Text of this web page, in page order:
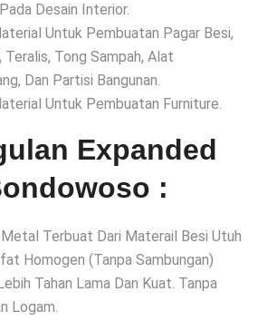
Desain Interior.
Untuk Pembuatan Pagar Besi,
Teralis, Tong Sampah, Alat
Dan Partisi Bangunan.
Untuk Pembuatan Furniture.
Expanded
:
Terbuat Dari Materail Besi Utuh
Homogen (Tanpa Sambungan)
Tahan Lama Dan Kuat. Tanpa
Logam.